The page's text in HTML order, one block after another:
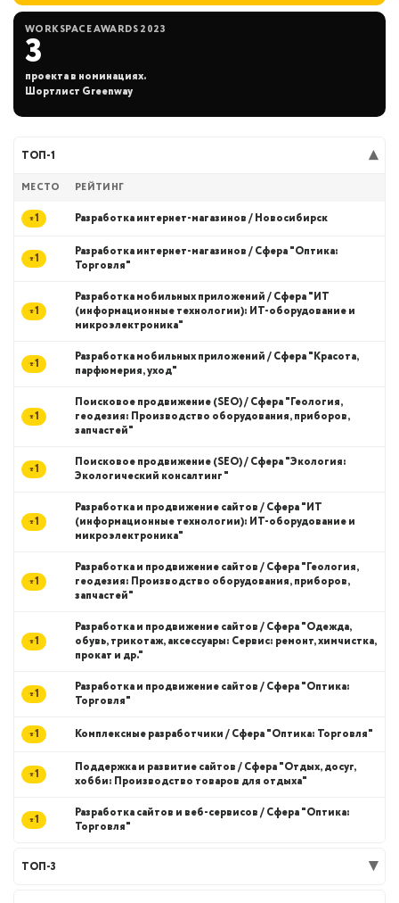
WORKSPACE AWARDS 2023
3
проекта в номинациях.
Шортлист Greenway
ТОП-1
МЕСТО РЕЙТИНГ
1 Разработка интернет-магазинов / Новосибирск
1
Разработка интернет-магазинов / Сфера "Оптика:
Торговля"
1
Разработка мобильных приложений / Сфера "ИТ
(информационные технологии): ИТ-оборудование и
микроэлектроника"
1
Разработка мобильных приложений / Сфера "Красота,
парфюмерия, уход"
1
Поисковое продвижение (SEO) / Сфера "Геология,
геодезия: Производство оборудования, приборов,
запчастей"
1
Поисковое продвижение (SEO) / Сфера "Экология:
Экологический консалтинг"
1
Разработка и продвижение сайтов / Сфера "ИТ
(информационные технологии): ИТ-оборудование и
микроэлектроника"
1
Разработка и продвижение сайтов / Сфера "Геология,
геодезия: Производство оборудования, приборов,
запчастей"
1
Разработка и продвижение сайтов / Сфера "Одежда,
обувь, трикотаж, аксессуары: Сервис: ремонт, химчистка,
прокат и др."
1
Разработка и продвижение сайтов / Сфера "Оптика:
Торговля"
1 Комплексные разработчики / Сфера "Оптика: Торговля"
1
Поддержка и развитие сайтов / Сфера "Отдых, досуг,
хобби: Производство товаров для отдыха"
1
Разработка сайтов и веб-сервисов / Сфера "Оптика:
Торговля"
ТОП-3